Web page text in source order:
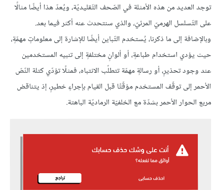
توجد العديد من هذه الأمثلة في الصّحف التّقليديّة، ويُعدّ هذا أيضًا مثالًا
على التّسلسل الهرميّ المرئيّ، والذي سنتحدث عنه أكثر فيما بعد.
وبالإضافة إلى ما ذكرنا، يُستخدم التّباين أيضًا للإشارة إلى معلوماتٍ مهمّةٍ،
حيث يؤدي استخدام طباعةٍ، أو ألوانٍ مختلفةٍ إلى تنبيه المستخدمين
عند وجود تحذيرٍ، أو رسالةٍ مهمّة تتطلّب الانتباه، فمثلًا تؤدّي كتلة النّصّ
الأحمر إلى توقّف المستخدم مؤقّتًا قبل القيام بإجراءٍ خطيرٍ، إذ يتناقض
مربع الحوار الأحمر بشدّة مع الخلفيّة الرماديّة الباهتة.